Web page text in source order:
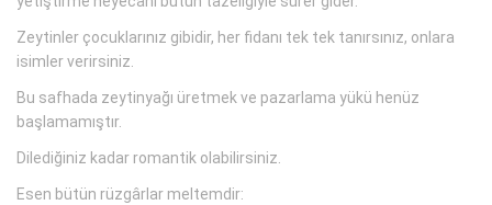
Zeytinler çocuklarınız gibidir, her fidanı tek tek tanırsınız, onlara
isimler verirsiniz.
Bu safhada zeytinyağı üretmek ve pazarlama yükü henüz
başlamamıştır.
Dilediğiniz kadar romantik olabilirsiniz.
Esen bütün rüzgârlar meltemdir: